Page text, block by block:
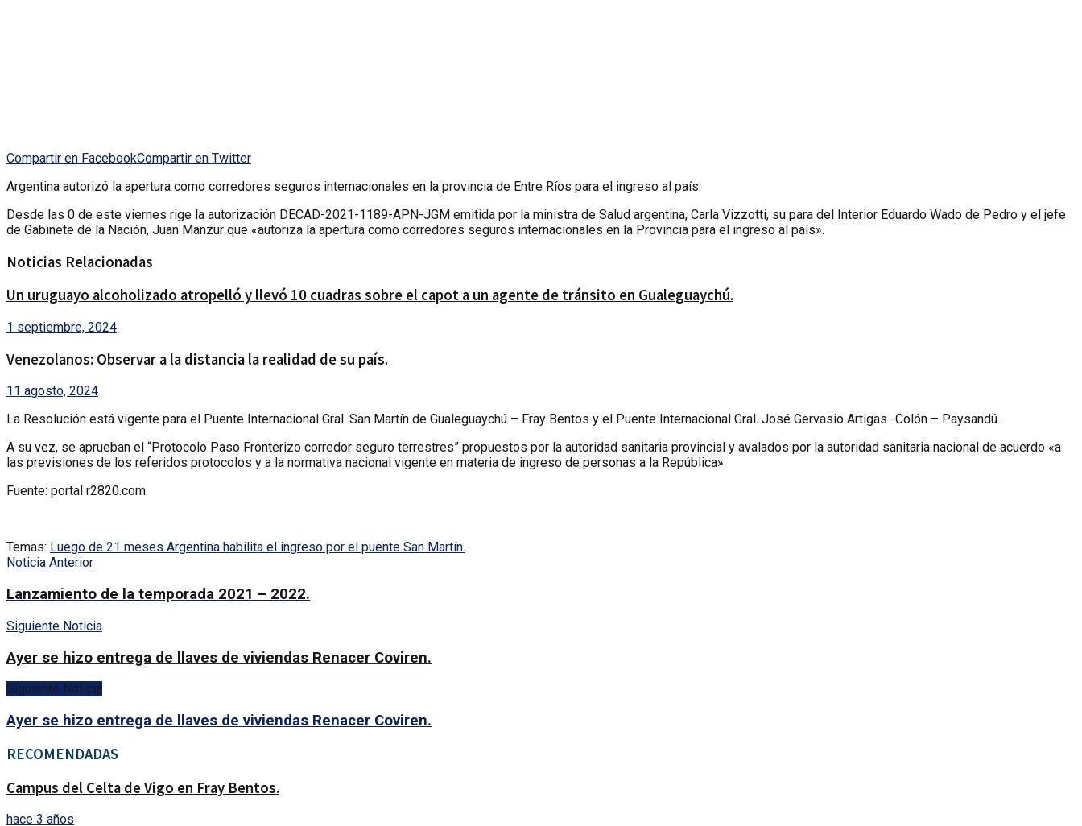
Compartir en FacebookCompartir en Twitter
Argentina autorizó la apertura como corredores seguros internacionales en la provincia de Entre Ríos para el ingreso al país.
Desde las 0 de este viernes rige la autorización DECAD-2021-1189-APN-JGM emitida por la ministra de Salud argentina, Carla Vizzotti, su para del Interior Eduardo Wado de Pedro y el jefe
de Gabinete de la Nación, Juan Manzur que «autoriza la apertura como corredores seguros internacionales en la Provincia para el ingreso al país».
Noticias Relacionadas
Un uruguayo alcoholizado atropelló y llevó 10 cuadras sobre el capot a un agente de tránsito en Gualeguaychú.
1 septiembre, 2024
Venezolanos: Observar a la distancia la realidad de su país.
11 agosto, 2024
La Resolución está vigente para el Puente Internacional Gral. San Martín de Gualeguaychú – Fray Bentos y el Puente Internacional Gral. José Gervasio Artigas -Colón – Paysandú.
A su vez, se aprueban el “Protocolo Paso Fronterizo corredor seguro terrestres” propuestos por la autoridad sanitaria provincial y avalados por la autoridad sanitaria nacional de acuerdo «a
las previsiones de los referidos protocolos y a la normativa nacional vigente en materia de ingreso de personas a la República».
Fuente: portal r2820.com
Temas: Luego de 21 meses Argentina habilita el ingreso por el puente San Martín.
Noticia Anterior
Lanzamiento de la temporada 2021 – 2022.
Siguiente Noticia
Ayer se hizo entrega de llaves de viviendas Renacer Coviren.
Siguiente Noticia
Ayer se hizo entrega de llaves de viviendas Renacer Coviren.
RECOMENDADAS
Campus del Celta de Vigo en Fray Bentos.
hace 3 años